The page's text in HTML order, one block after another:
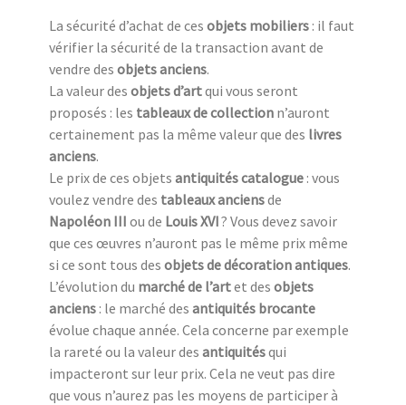
La sécurité d’achat de ces objets mobiliers : il faut
vérifier la sécurité de la transaction avant de
vendre des objets anciens.
La valeur des objets d’artqui vous seront
proposés : les tableaux de collection n’auront
certainement pas la même valeur que des livres
anciens.
Le prix de ces objets antiquités catalogue : vous
voulez vendre des tableaux anciensde
Napoléon III ou de Louis XVI? Vous devez savoir
que ces œuvres n’auront pas le même prix même
si ce sont tous des objets de décoration antiques.
L’évolution du marché de l’artet des objets
anciens : le marché des antiquités brocante
évolue chaque année. Cela concerne par exemple
la rareté ou la valeur des antiquitésqui
impacteront sur leur prix. Cela ne veut pas dire
que vous n’aurez pas les moyens de participer à